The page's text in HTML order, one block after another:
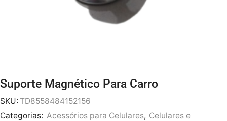
Suporte Magnético Para Carro
SKU: TD8558484152156
Categorias: Acessórios para Celulares, Celulares e